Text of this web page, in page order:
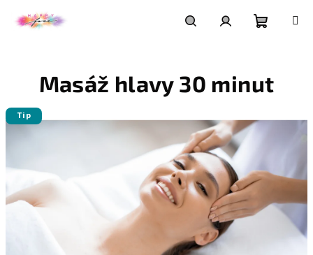
košík
Masáž hlavy 30 minut
Tip